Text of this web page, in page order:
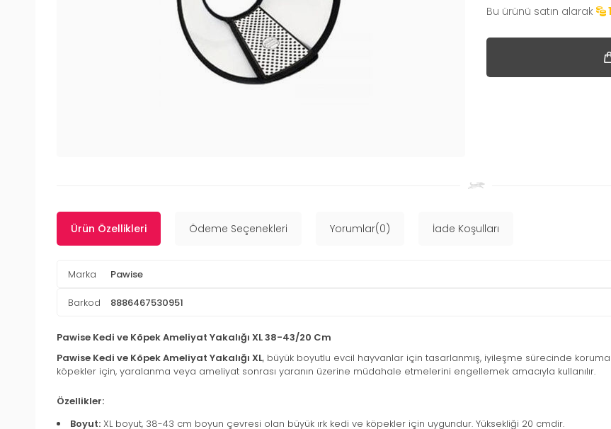
Bu ürünü satın alarak
Ürün Özellikleri Ödeme Seçenekleri Yorumlar(0) İade Koşulları
Marka Pawise
Barkod 8886467530951
Pawise Kedi ve Köpek Ameliyat Yakalığı XL 38-43/20 Cm
Pawise Kedi ve Köpek Ameliyat Yakalığı XL, büyük boyutlu evcil hayvanlar için tasarlanmış, iyileşme sürecinde
köpekler için, yaralanma veya ameliyat sonrası yaranın üzerine müdahale etmelerini engellemek amacıyla kullanılır.
Özellikler:
Boyut: XL boyut, 38-43 cm boyun çevresi olan büyük ırk kedi ve köpekler için uygundur. Yüksekliği 20 cmdir.